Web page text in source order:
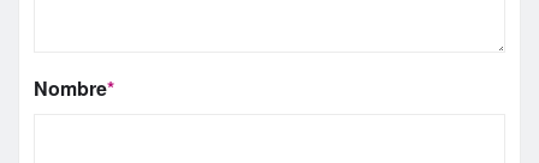
Nombre*